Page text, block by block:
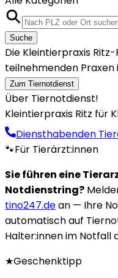
Suche
Die Kleintierpraxis
teilnehmenden Praxen
Zum Tiernotdienst
Über Tiernotdienst!
Kleintierpraxis Ritz für
Diensthabenden
🐾Für Tierärzt:innen
Sie führen eine
Notdienstring?
tino247.dean — Ihre
automatisch auf
Halter:innen im Notfall
★Geschenktipp